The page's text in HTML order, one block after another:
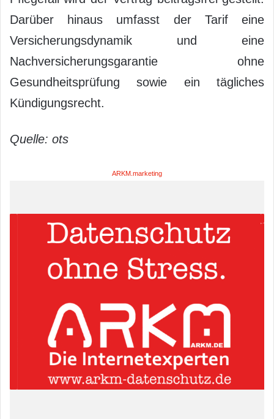
Darüber hinaus umfasst der Tarif eine
Versicherungsdynamik und eine
Nachversicherungsgarantie ohne
Gesundheitsprüfung sowie ein tägliches
Kündigungsrecht.
Quelle: ots
ARKM.marketing